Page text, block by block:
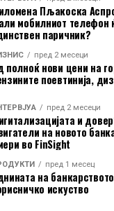
Пљакоска
мобилниот телефон
паричник?
пред 2 месеци
полноќ нови цени на
поевтинија,
пред 2 месеци
и
на новото
во FinSight
пред 1 месец
на
искуство